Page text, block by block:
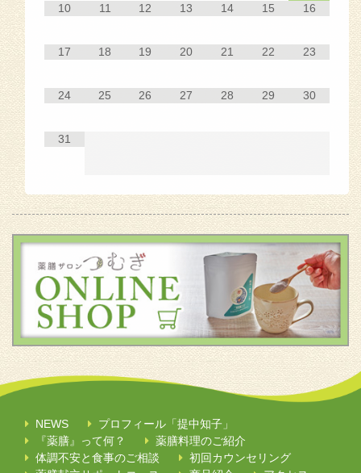
10 11 12 13 14 15 16
17 18 19 20 21 22 23
24 25 26 27 28 29 30
31
NEWS
プロフィール「提中知子」
『薬膳』って何？
薬膳料理のご紹介
体調不安と食事のご相談
初回カウンセリング